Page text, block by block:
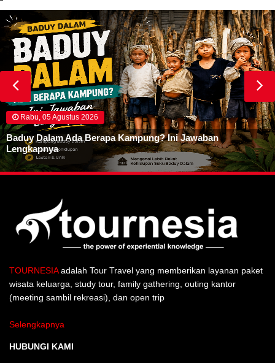
Rabu, 05 Agustus 2026
Baduy Dalam Ada Berapa Kampung? Ini Jawaban
Lengkapnya
TOURNESIAadalah Tour Travel yang memberikan layanan paket
wisata keluarga, study tour, family gathering, outing kantor
(meeting sambil rekreasi), dan open trip
Selengkapnya
HUBUNGI KAMI